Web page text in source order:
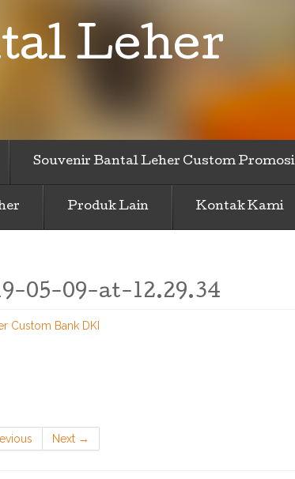
Leher
Souvenir Bantal Leher Custom Promosi
Produk Lain Kontak Kami
05-09-at-12.29.34
Custom Bank DKI
Next →